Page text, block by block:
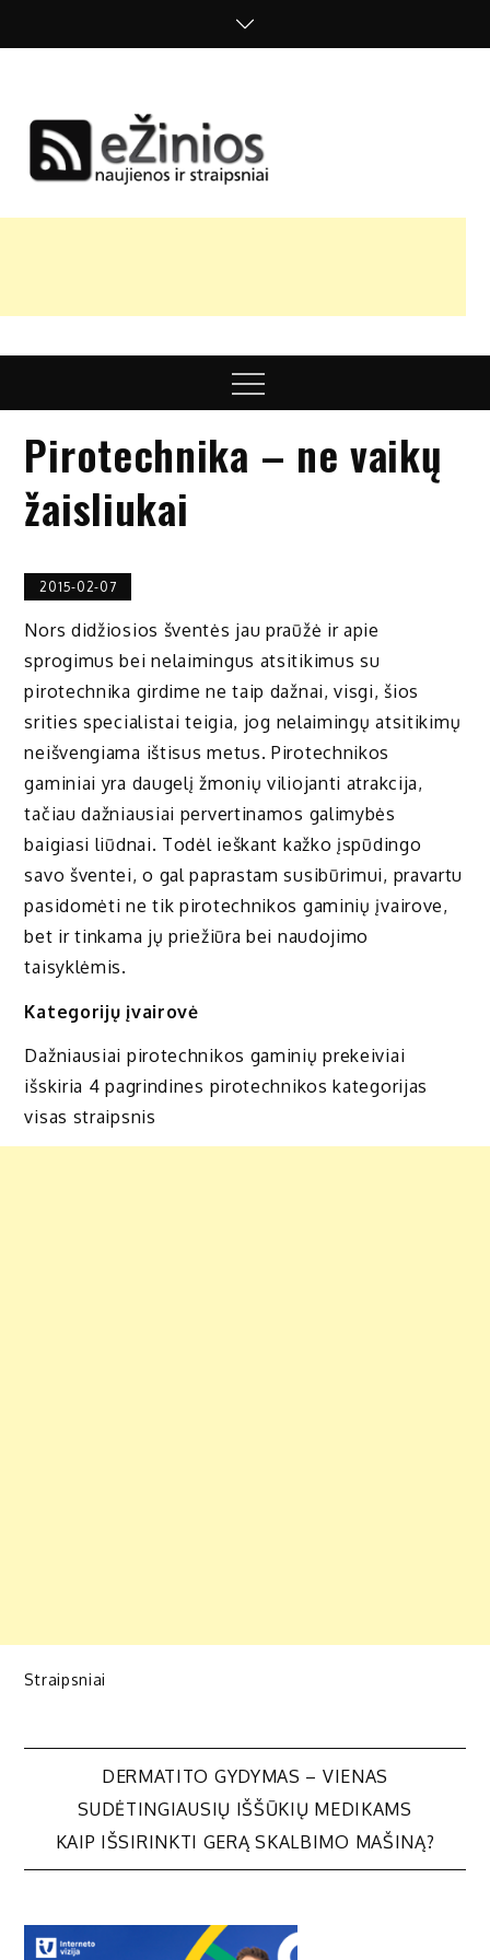
nuomonės
Menu
Pirotechnika – ne vaikų
žaisliukai
2015-02-07
Nors didžiosios šventės jau praūžė ir apie
sprogimus bei nelaimingus atsitikimus su
pirotechnika girdime ne taip dažnai, visgi, šios
srities specialistai teigia, jog nelaimingų atsitikimų
neišvengiama ištisus metus. Pirotechnikos
gaminiai yra daugelį žmonių viliojanti atrakcija,
tačiau dažniausiai pervertinamos galimybės
baigiasi liūdnai. Todėl ieškant kažko įspūdingo
savo šventei, o gal paprastam susibūrimui, pravartu
pasidomėti ne tik pirotechnikos gaminių įvairove,
bet ir tinkama jų priežiūra bei naudojimo
taisyklėmis.
Kategorijų įvairovė
Dažniausiai pirotechnikos gaminių prekeiviai
išskiria 4 pagrindines pirotechnikos kategorijas
visas straipsnis
Straipsniai
Navigacija
tarp
įrašų
DERMATITO GYDYMAS – VIENAS
SUDĖTINGIAUSIŲ IŠŠŪKIŲ MEDIKAMS
KAIP IŠSIRINKTI GERĄ SKALBIMO MAŠINĄ?